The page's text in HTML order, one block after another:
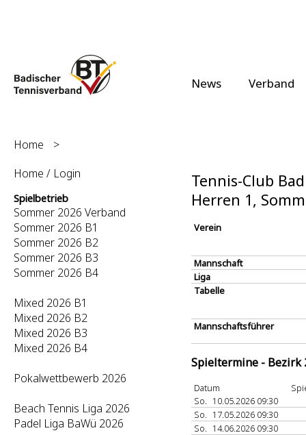
News Verband
Home
>
Home / Login
Spielbetrieb
Sommer 2026 Verband
Sommer 2026 B1
Sommer 2026 B2
Sommer 2026 B3
Sommer 2026 B4
Mixed 2026 B1
Mixed 2026 B2
Mixed 2026 B3
Mixed 2026 B4
Pokalwettbewerb 2026
Beach Tennis Liga 2026
Padel Liga BaWü 2026
Tennis-Club
Herren 1,
Verein
Mannschaft
Liga
Tabelle
Mannschaftsführer
Spieltermine - Bezirk
Datum
So. 10.05.2026 09:30
So. 17.05.2026 09:30
So. 14.06.2026 09:30